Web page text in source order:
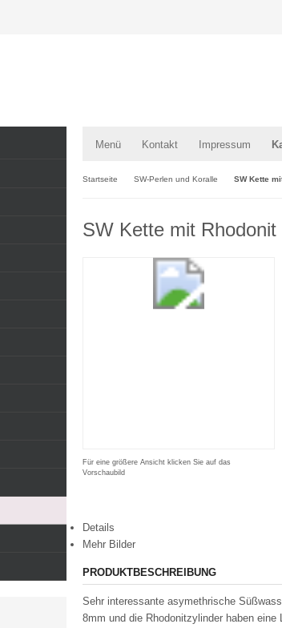
Menü Kontakt Impressum
Startseite SW-Perlen und Koralle SW Kette
SW Kette mit Rhodonit
Für eine größere Ansicht klicken Sie auf das
Vorschaubild
Details
Mehr Bilder
PRODUKTBESCHREIBUNG
Sehr interessante asymethrische
8mm und die Rhodonitzylinder haben